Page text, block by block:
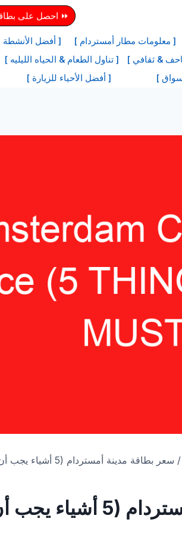
⏩ احصل على
[ معلومات مطار أمستردام ]
[ أفضل الأنشطة
& ثقافي ]
[ تناول الطعام & الحياه الليليه ]
] [ أفضل الأحياء للزيارة ]
/ سعر بطاقة مدينة أمستردام (5 أشياء يجب أن تعرفها!)
سعر بطاقة مدينة أمستردام (5 أشياء